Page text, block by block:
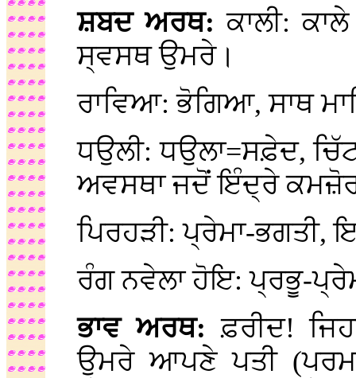
ਸ਼ਬਦ ਅਰਥ:ਕਾਲੀ:
ਸ੍ਵਸਥ ਉਮਰੇ।
ਰਾਵਿਆ: ਭੋਗਿਆ, ਸਾਥ
ਧਉਲੀ: ਧਉਲਾ=ਸਫ਼ੇਦ,
ਅਵਸਥਾ ਜਦੋਂ ਇੰਦ੍ਰੇ
ਪਿਰਹੜੀ: ਪ੍ਰੇਮਾ-ਭਗਤੀ,
ਰੰਗ ਨਵੇਲਾ ਹੋਇ: ਪ੍ਰਭੂ-
ਭਾਵ ਅਰਥ:ਫ਼ਰੀਦ!
ਉਮਰੇ ਆਪਣੇ ਪਤੀ